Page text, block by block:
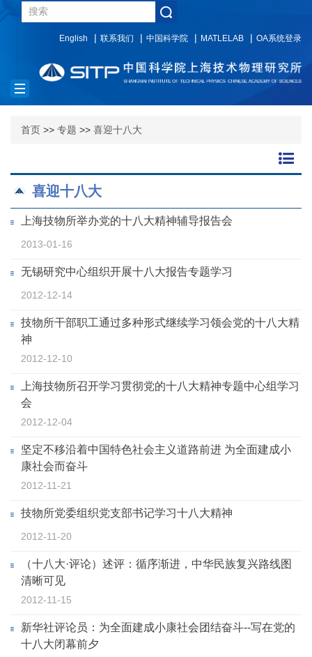
English 联系我们 中国科学院 MATLELAB OA系统登录
Toggle
navigation
首页 >> 专题 >> 喜迎十八大
喜迎十八大
上海技物所举办党的十八大精神辅导报告会
2013-01-16
无锡研究中心组织开展十八大报告专题学习
2012-12-14
技物所干部职工通过多种形式继续学习领会党的十八大精
神
2012-12-10
上海技物所召开学习贯彻党的十八大精神专题中心组学习
会
2012-12-04
坚定不移沿着中国特色社会主义道路前进 为全面建成小
康社会而奋斗
2012-11-21
技物所党委组织党支部书记学习十八大精神
2012-11-20
（十八大·评论）述评：循序渐进，中华民族复兴路线图
清晰可见
2012-11-15
新华社评论员：为全面建成小康社会团结奋斗--写在党的
十八大闭幕前夕